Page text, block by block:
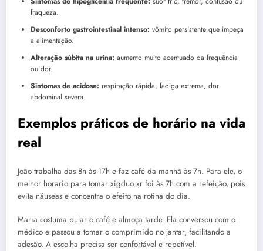
fraqueza.
Desconforto gastrointestinal intenso: vômito persistente que impeça
a alimentação.
Alteração súbita na urina: aumento muito acentuado da frequência
ou dor.
Sintomas de acidose: respiração rápida, fadiga extrema, dor
abdominal severa.
Exemplos práticos de horário na vida
real
João trabalha das 8h às 17h e faz café da manhã às 7h. Para ele, o
melhor horario para tomar xigduo xr foi às 7h com a refeição, pois
evita náuseas e concentra o efeito na rotina do dia.
Maria costuma pular o café e almoça tarde. Ela conversou com o
médico e passou a tomar o comprimido no jantar, facilitando a
adesão. A escolha precisa ser confortável e repetível.